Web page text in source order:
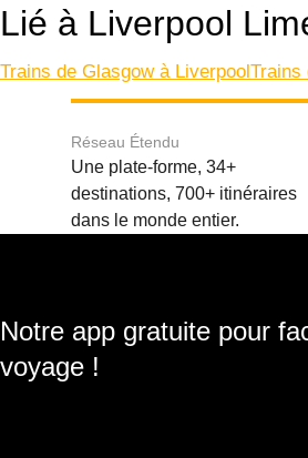
Lié à Liverpool
Trains de Glasgow à LiverpoolTrains
Réseau Étendu
Une plate-forme, 34+
destinations, 700+ itinéraires
dans le monde entier.
Notre app gratuite pour
voyage !